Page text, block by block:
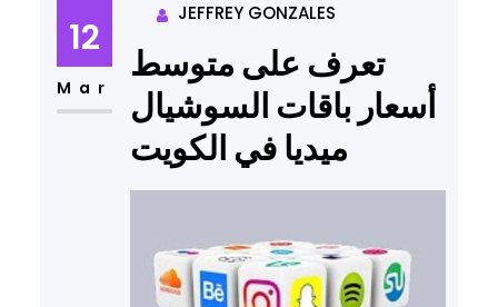
12
Mar
JEFFREY GONZALES
تعرف على متوسط
أسعار باقات السوشيال
ميديا في الكويت